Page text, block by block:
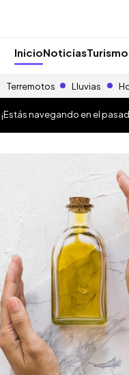
InicioNoticiasTurismo
Terremotos Lluvias
¡Estás navegando en el